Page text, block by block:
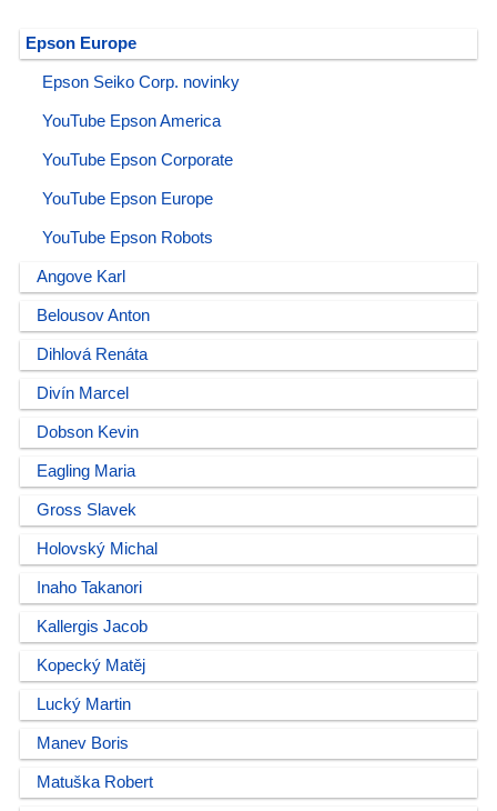
Epson Europe
Epson Seiko Corp. novinky
YouTube Epson America
YouTube Epson Corporate
YouTube Epson Europe
YouTube Epson Robots
Angove Karl
Belousov Anton
Dihlová Renáta
Divín Marcel
Dobson Kevin
Eagling Maria
Gross Slavek
Holovský Michal
Inaho Takanori
Kallergis Jacob
Kopecký Matěj
Lucký Martin
Manev Boris
Matuška Robert